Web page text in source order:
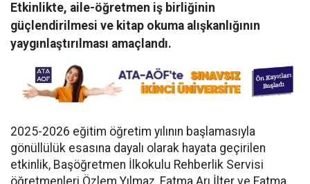
Etkinlikte, aile-öğretmen iş birliğinin
güçlendirilmesi ve kitap okuma alışkanlığının
yaygınlaştırılması amaçlandı.
2025-2026 eğitim öğretim yılının başlamasıyla
gönüllülük esasına dayalı olarak hayata geçirilen
etkinlik, Başöğretmen İlkokulu Rehberlik Servisi
öğretmenleri Özlem Yılmaz, Fatma Arı İlter ve Fatma